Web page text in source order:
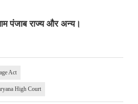
पंजाब राज्य और अन्य।
Act
High Court